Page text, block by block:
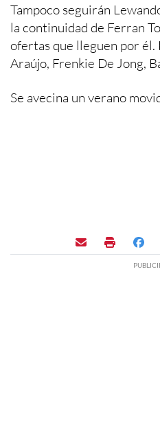
Tampoco seguirán
la continuidad de Ferran
ofertas que lleguen por él.
Araújo, Frenkie De Jong,
Se avecina un verano